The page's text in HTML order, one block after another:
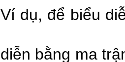
Ví dụ, để biểu
diễn bằng ma